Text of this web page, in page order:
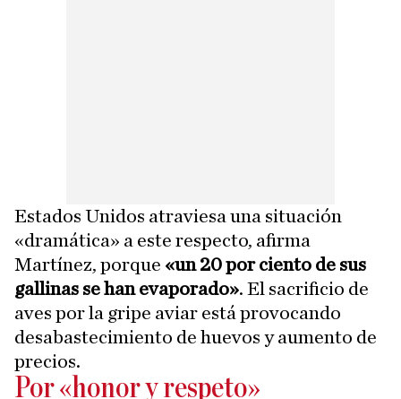
Estados Unidos atraviesa una situación
«dramática» a este respecto, afirma
Martínez, porque «un 20 por ciento de sus
gallinas se han evaporado». El sacrificio de
aves por la gripe aviar está provocando
desabastecimiento de huevos y aumento de
precios.
Por «honor y respeto»